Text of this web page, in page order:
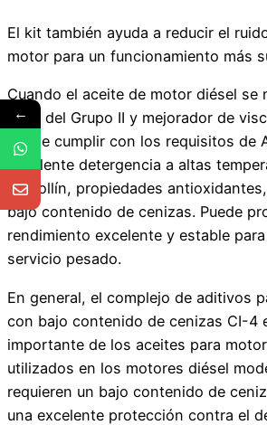
El kit también ayuda a reducir el
motor para un funcionamiento más
Cuando el aceite de motor diésel se
base del Grupo II y mejorador de
puede cumplir con los requisitos de
excelente detergencia a altas
de hollín, propiedades
bajo contenido de cenizas. Puede
rendimiento excelente y estable
servicio pesado.
En general, el complejo de aditivos
con bajo contenido de cenizas CI-4
importante de los aceites para
utilizados en los motores diésel
requieren un bajo contenido de
una excelente protección contra el
←